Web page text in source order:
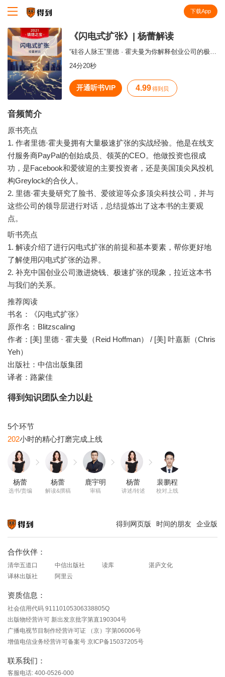
下载App
《闪电式扩张》| 杨蕾解读
“硅谷人脉王”里德 · 霍夫曼为你解释创业公司的极速扩张。
24分20秒
开通听书VIP 4.99 得到贝
音频简介
原书亮点
1. 作者里德·霍夫曼拥有大量极速扩张的实战经验。他是在线支
付服务商PayPal的创始成员、领英的CEO。他做投资也很成
功，是Facebook和爱彼迎的主要投资者，还是美国顶尖风投机
构Greylock的合伙人。
2. 里德·霍夫曼研究了脸书、爱彼迎等众多顶尖科技公司，并与
这些公司的领导层进行对话，总结提炼出了这本书的主要观
听书亮点
1. 解读介绍了进行闪电式扩张的前提和基本要素，帮你更好地
了解使用闪电式扩张的边界。
2. 补充中国创业公司激进烧钱、极速扩张的现象，拉近这本书
推荐阅读
书名：《闪电式扩张》
原作名：Blitzscaling
作者：[美] 里德 · 霍夫曼（Reid Hoffman） / [美] 叶嘉新（Chris
Yeh）
出版社：中信出版集团
译者：路蒙佳
得到知识团队全力以赴
202
杨蕾
选书/责编
杨蕾
解读&撰稿
鹿宇明
审稿
杨蕾
讲述/转述
裴鹏程
校对上线
得到网页版 时间的朋友 企业版
合作伙伴：
清华五道口 中信出版社 读库
湛庐文化
译林出版社
阿里云
资质信息：
社会信用代码 91110105306338805Q
出版物经营许可 新出发京批字第直190304号
广播电视节目制作经营许可证 （京）字第06006号
增值电信业务经营许可备案号 京ICP备15037205号
联系我们：
客服电话: 400-0526-000